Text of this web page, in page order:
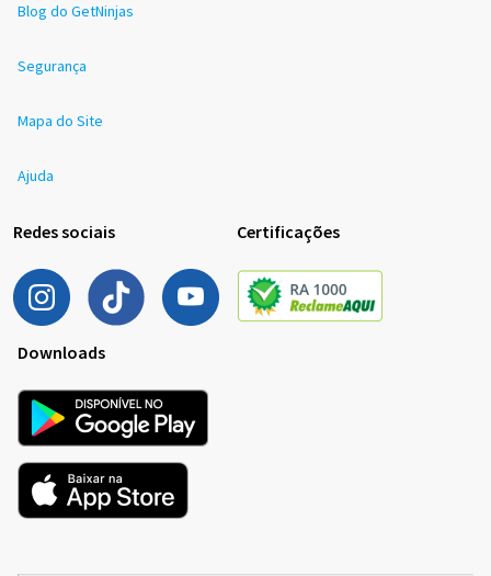
Blog do GetNinjas
Segurança
Mapa do Site
Ajuda
Redes sociais Certificações
Downloads